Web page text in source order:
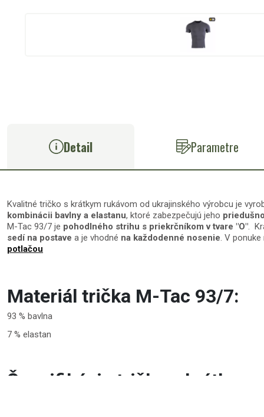
Detail Parametre
Kvalitné tričko s krátkym rukávom od ukrajinského výrobcu je
kombinácii bavlny a elastanu, ktoré zabezpečujú jeho
M-Tac 93/7 je pohodlného strihu s priekrčníkom v tvare "O".
sedí na postave a je vhodné na každodenné nosenie. V
potlačou
Materiál trička M-Tac 93/7:
93 % bavlna
7 % elastan
Špecifikácie trička s krátkym